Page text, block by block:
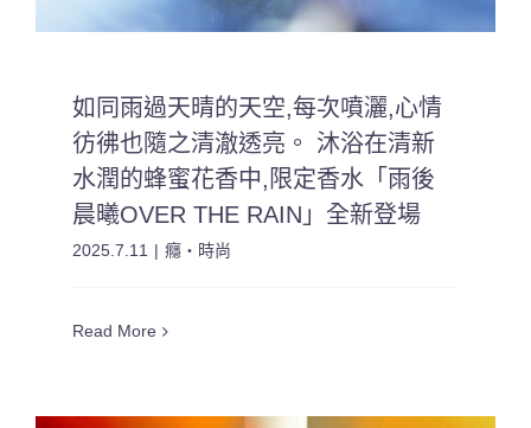
如同雨過天晴的天空,每次噴灑,心情
彷彿也隨之清澈透亮。 沐浴在清新
水潤的蜂蜜花香中,限定香水「雨後
晨曦OVER THE RAIN」全新登場
2025.7.11 | 癮・時尚
Read More